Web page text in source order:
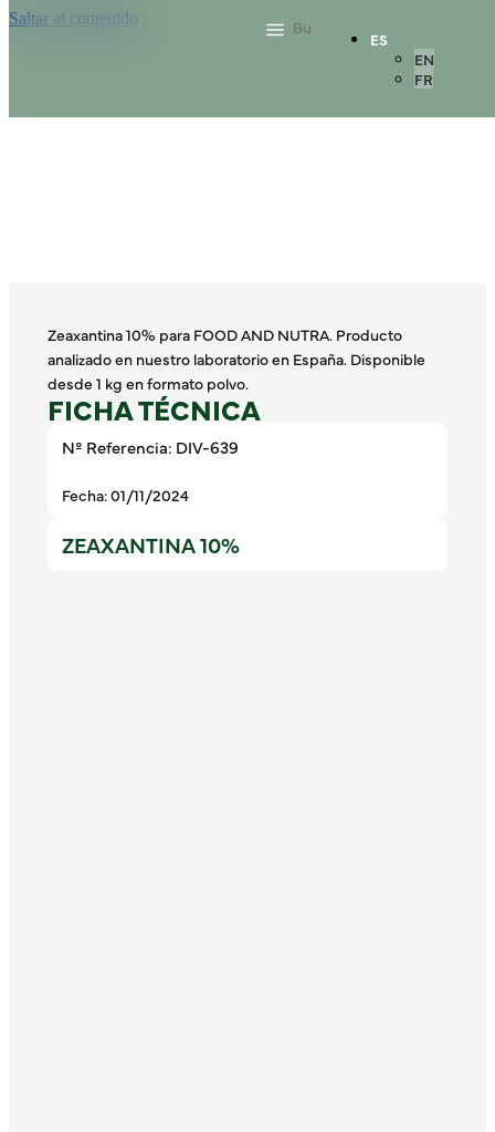
Saltar al contenido
ES
EN
FR
Zeaxantina 10% para FOOD AND NUTRA. Producto
analizado en nuestro laboratorio en España. Disponible
desde 1 kg en formato polvo.
FICHA TÉCNICA
Nº Referencia: DIV-639
Fecha: 01/11/2024
ZEAXANTINA 10%